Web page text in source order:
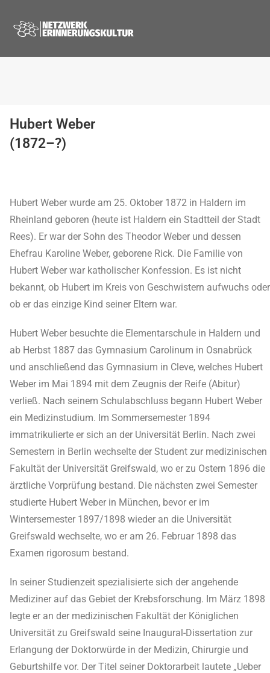
Hubert Weber
(1872–?)
Hubert Weber wurde am 25. Oktober 1872 in Haldern im
Rheinland geboren (heute ist Haldern ein Stadtteil der Stadt
Rees). Er war der Sohn des Theodor Weber und dessen
Ehefrau Karoline Weber, geborene Rick. Die Familie von
Hubert Weber war katholischer Konfession. Es ist nicht
bekannt, ob Hubert im Kreis von Geschwistern aufwuchs oder
ob er das einzige Kind seiner Eltern war.
Hubert Weber besuchte die Elementarschule in Haldern und
ab Herbst 1887 das Gymnasium Carolinum in Osnabrück
und anschließend das Gymnasium in Cleve, welches Hubert
Weber im Mai 1894 mit dem Zeugnis der Reife (Abitur)
verließ. Nach seinem Schulabschluss begann Hubert Weber
ein Medizinstudium. Im Sommersemester 1894
immatrikulierte er sich an der Universität Berlin. Nach zwei
Semestern in Berlin wechselte der Student zur medizinischen
Fakultät der Universität Greifswald, wo er zu Ostern 1896 die
ärztliche Vorprüfung bestand. Die nächsten zwei Semester
studierte Hubert Weber in München, bevor er im
Wintersemester 1897/1898 wieder an die Universität
Greifswald wechselte, wo er am 26. Februar 1898 das
Examen rigorosum bestand.
In seiner Studienzeit spezialisierte sich der angehende
Mediziner auf das Gebiet der Krebsforschung. Im März 1898
legte er an der medizinischen Fakultät der Königlichen
Universität zu Greifswald seine Inaugural-Dissertation zur
Erlangung der Doktorwürde in der Medizin, Chirurgie und
Geburtshilfe vor. Der Titel seiner Doktorarbeit lautete „Ueber